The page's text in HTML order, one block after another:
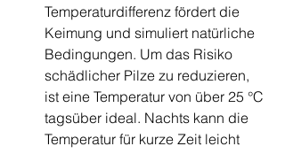
Temperaturdifferenz fördert die
Keimung und simuliert natürliche
Bedingungen. Um das Risiko
schädlicher Pilze zu reduzieren,
ist eine Temperatur von über 25 °C
tagsüber ideal. Nachts kann die
Temperatur für kurze Zeit leicht